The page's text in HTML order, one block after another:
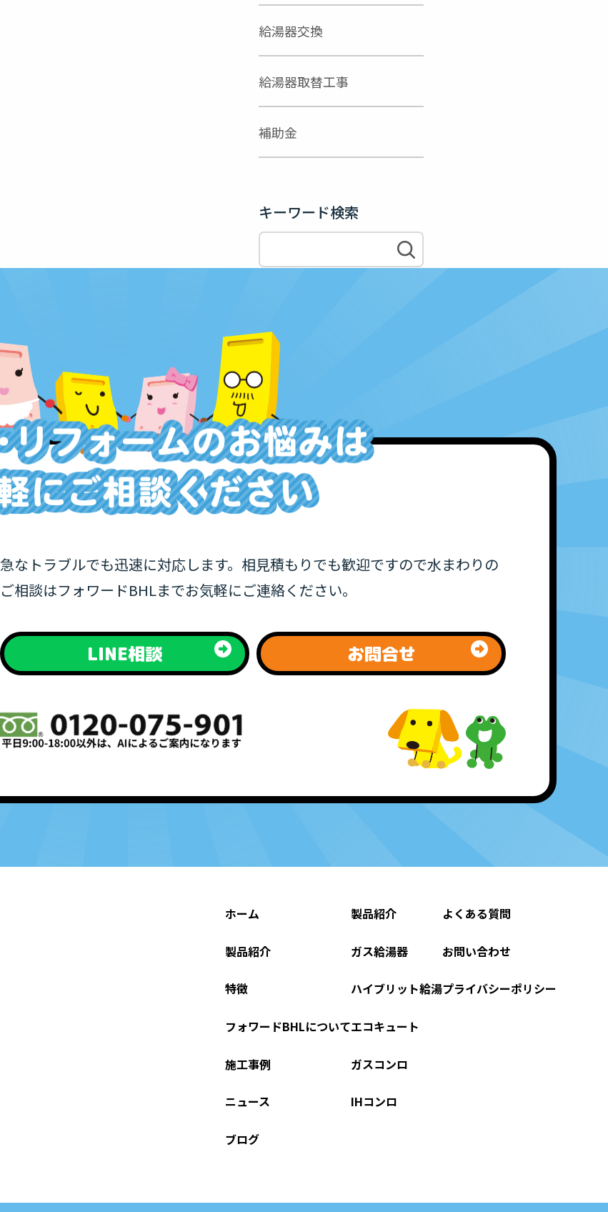
給湯器交換
給湯器取替工事
補助金
キーワード検索
急なトラブルでも迅速に対応します。相見積もりでも歓迎ですので水まわりの
ご相談はフォワードBHLまでお気軽にご連絡ください。
LINE相談 お問合せ
ホーム
製品紹介
特徴
フォワードBHLについて
施工事例
ニュース
ブログ
製品紹介
ガス給湯器
ハイブリット給湯
エコキュート
ガスコンロ
IHコンロ
よくある質問
お問い合わせ
プライバシーポリシー